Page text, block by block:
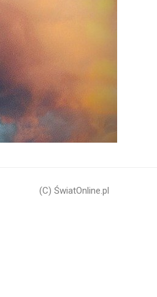
(C) ŚwiatOnline.pl